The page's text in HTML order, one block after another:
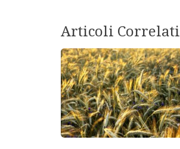
Articoli Correlati